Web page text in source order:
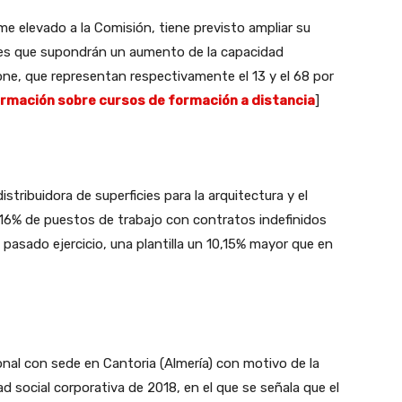
elevado a la Comisión, tiene previsto ampliar su
que supondrán un aumento de la capacidad
que representan respectivamente el 13 y el 68 por
sobre cursos de formación a distancia]
de superficies para la arquitectura y el
de puestos de trabajo con contratos indefinidos
ejercicio, una plantilla un 10,15% mayor que en
con sede en Cantoria (Almería) con motivo de la
social corporativa de 2018, en el que se señala que el